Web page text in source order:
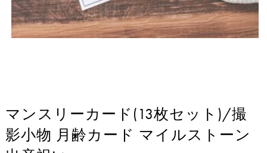
マンスリーカード(13枚セット)/撮
影小物 月齢カード マイルストーン